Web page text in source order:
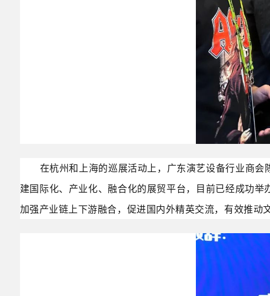
在杭州和上海的巡展活动上，广东演艺设备行业商
建国际化、产业化、融合化的展贸平台，目前已经成功举
加强产业链上下游融合，促进国内外精英交流，有效推动